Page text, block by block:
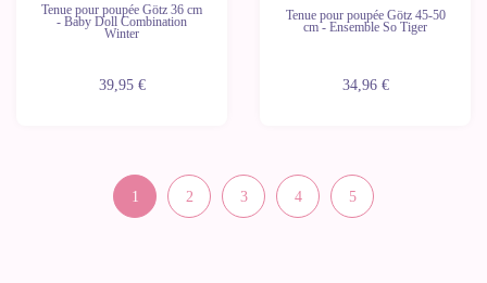
Tenue pour poupée Götz 36 cm
- Baby Doll Combination
Winter
39,95 €
Tenue pour poupée Götz 45-50
cm - Ensemble So Tiger
34,96 €
1 2 3 4 5